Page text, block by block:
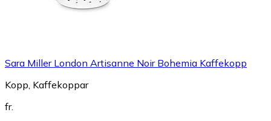
Sara Miller London Artisanne Noir Bohemia Kaffekopp
Kopp, Kaffekoppar
fr.